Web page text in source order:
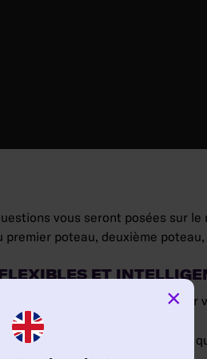
vous seront posées sur
premier poteau, deuxième
ET
de pied arrêtés s'appuiera
créées, vous verrez
×